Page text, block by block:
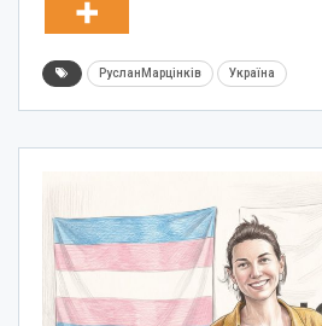
РусланМарцінків Україна